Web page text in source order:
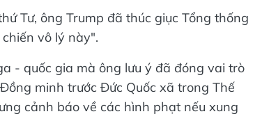
Tư, ông Trump đã thúc giục Tổng thống
vô lý này".
- quốc gia mà ông lưu ý đã đóng vai trò
minh trước Đức Quốc xã trong Thế
cảnh báo về các hình phạt nếu xung